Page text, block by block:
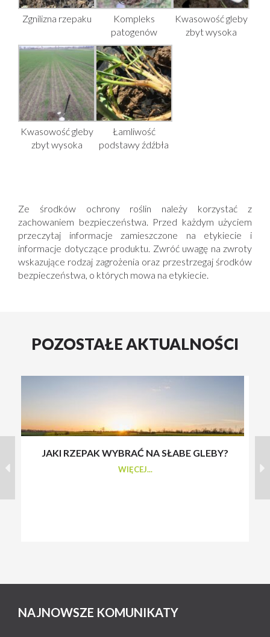
Zgnilizna rzepaku
Kompleks
patogenów
Kwasowość gleby
zbyt wysoka
Kwasowość gleby
zbyt wysoka
Łamliwość
podstawy źdźbła
Ze środków ochrony roślin należy korzystać z
zachowaniem bezpieczeństwa. Przed każdym użyciem
przeczytaj informacje zamieszczone na etykiecie i
informacje dotyczące produktu. Zwróć uwagę na zwroty
wskazujące rodzaj zagrożenia oraz przestrzegaj środków
bezpieczeństwa, o których mowa na etykiecie.
POZOSTAŁE AKTUALNOŚCI
JAKI RZEPAK WYBRAĆ NA SŁABE GLEBY?
WIĘCEJ...
NAJNOWSZE KOMUNIKATY